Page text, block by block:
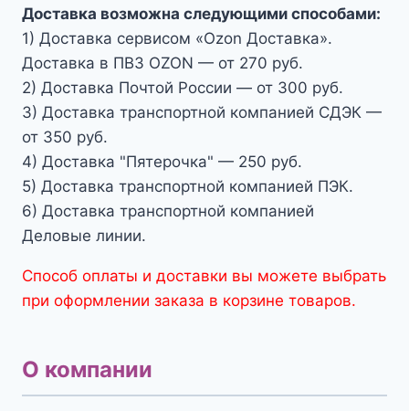
Доставка возможна следующими способами:
1) Доставка сервисом «Ozon Доставка».
Доставка в ПВЗ OZON — от 270 руб.
2) Доставка Почтой России — от 300 руб.
3) Доставка транспортной компанией СДЭК —
от 350 руб.
4) Доставка "Пятерочка" — 250 руб.
5) Доставка транспортной компанией ПЭК.
6) Доставка транспортной компанией
Деловые линии.
Способ оплаты и доставки вы можете выбрать
при оформлении заказа в корзине товаров.
О компании